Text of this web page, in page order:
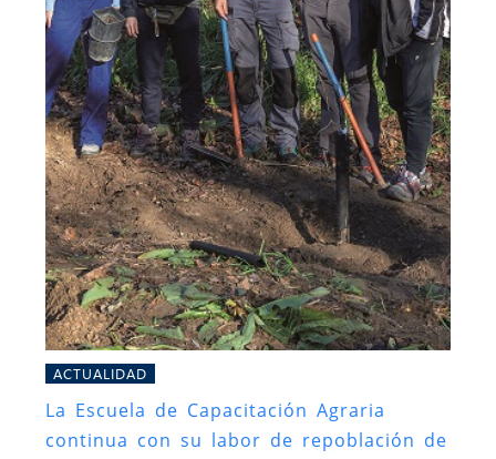
ACTUALIDAD
La Escuela de Capacitación Agraria
continua con su labor de repoblación de